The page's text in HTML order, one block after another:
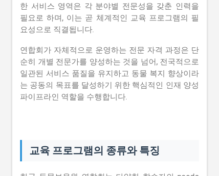
한 서비스 영역은 각 분야별 전문성을 갖춘 인력을
필요로 하며, 이는 곧 체계적인 교육 프로그램의 필
요성으로 직결됩니다.
연합회가 자체적으로 운영하는 전문 자격 과정은 단
순히 개별 전문가를 양성하는 것을 넘어, 전국적으로
일관된 서비스 품질을 유지하고 동물 복지 향상이라
는 공동의 목표를 달성하기 위한 핵심적인 인재 양성
파이프라인 역할을 수행합니다.
교육 프로그램의 종류와 특징